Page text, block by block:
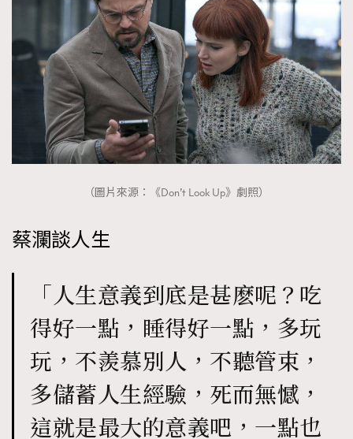
（圖片來源：《Don’t Look Up》劇照）
蔡瀾談人生
「人生意義到底是甚麽呢？吃
得好一點，睡得好一點，多玩
玩，不羨慕別人，不聽管束，
多儲蓄人生經驗，死而無憾，
這就是最大的意義吧，一點也